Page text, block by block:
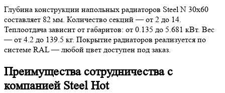
Глубина конструкции напольных радиаторов Steel N 30х60
составляет 82 мм. Количество секций — от 2 до 14.
Теплоотдача зависит от габаритов: от 0.135 до 5.681 кВт. Вес
— от 4.2 до 139.5 кг. Покрытие радиаторов реализуется по
системе RAL — любой цвет доступен под заказ.
Преимущества сотрудничества с
компанией Steel Hot